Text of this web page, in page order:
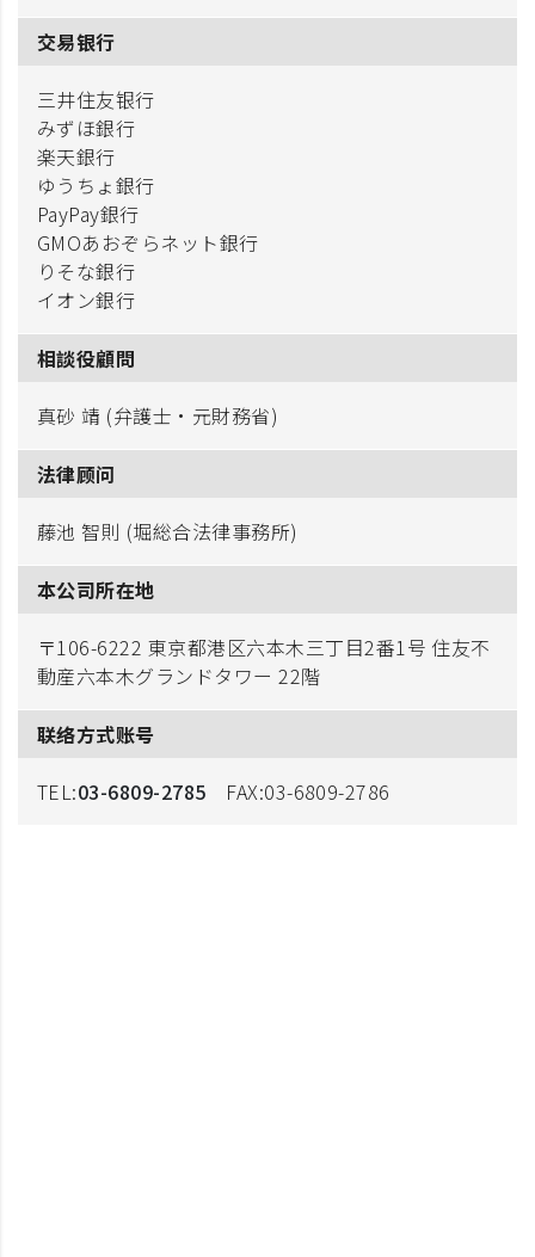
交易银行
三井住友银行
みずほ銀行
楽天銀行
ゆうちょ銀行
PayPay銀行
GMOあおぞらネット銀行
りそな銀行
イオン銀行
相談役顧問
真砂 靖 (弁護士・元財務省)
法律顾问
藤池 智則 (堀総合法律事務所)
本公司所在地
〒106-6222 東京都港区六本木三丁目2番1号 住友不
動産六本木グランドタワー 22階
联络方式账号
TEL:03-6809-2785 FAX:03-6809-2786